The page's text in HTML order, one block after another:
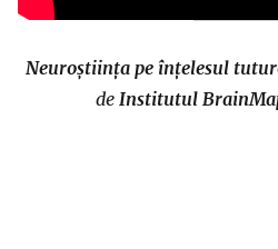
Neuroștiința pe înțelesul
de Institutul